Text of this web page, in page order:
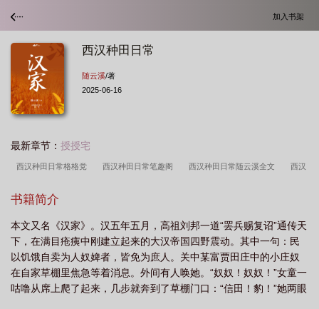
加入书架
西汉种田日常
随云溪/著
2025-06-16
最新章节： 授授宅
西汉种田日常格格党 西汉种田日常笔趣阁 西汉种田日常随云溪全文 西汉
随云溪百度
溪晋江 西汉种田日常百度 西汉种田日常全本txt 随云溪西汉种田日
常 西汉种田日常无错版 西汉种田日常夸克 西汉种田日常讲的什么 西汉
种田日常随云溪免费阅读 西汉种田日常随云溪txt 西汉种田日常TXT 西汉种
田日常 随云溪 笔趣阁 西汉种田日常提取码 西汉种田日常260txt 西汉种田
书籍简介
本文又名《汉家》。汉五年五月，高祖刘邦一道“罢兵赐复诏”通传天
下，在满目疮痍中刚建立起来的大汉帝国四野震动。其中一句：民
以饥饿自卖为人奴婢者，皆免为庶人。关中某富贾田庄中的小庄奴
在自家草棚里焦急等着消息。外间有人唤她。“奴奴！奴奴！”女童一
咕噜从席上爬了起来，几步就奔到了草棚门口：“信田！豹！”她两眼